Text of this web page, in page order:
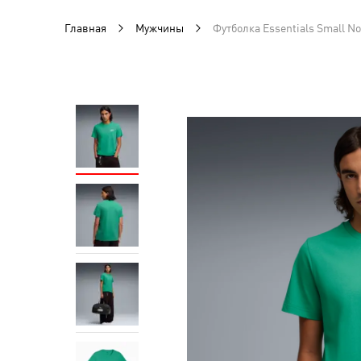
Главная Мужчины Футболка Essentials Small